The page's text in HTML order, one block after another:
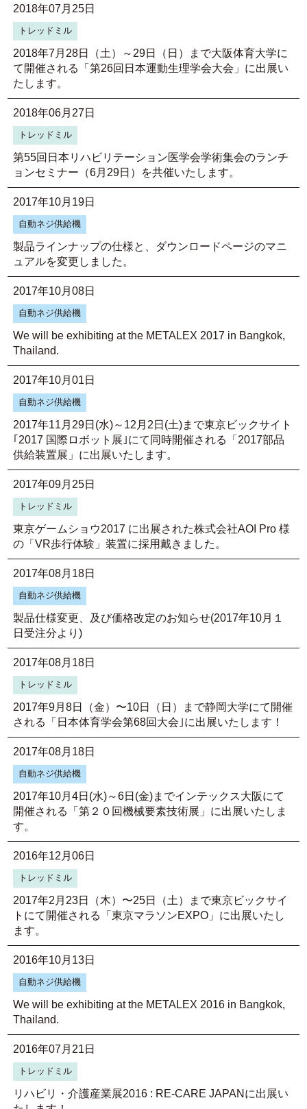
2018年07月25日
トレッドミル
2018年7月28日（土）～29日（日）まで大阪体育大学に
て開催される「第26回日本運動生理学会大会」に出展い
たします。
2018年06月27日
トレッドミル
第55回日本リハビリテーション医学会学術集会のランチ
ョンセミナー（6月29日）を共催いたします。
2017年10月19日
自動ネジ供給機
製品ラインナップの仕様と、ダウンロードページのマニ
ュアルを変更しました。
2017年10月08日
自動ネジ供給機
We will be exhibiting at the METALEX 2017 in Bangkok,
Thailand.
2017年10月01日
自動ネジ供給機
2017年11月29日(水)～12月2日(土)まで東京ビックサイト
｢2017 国際ロボット展｣にて同時開催される「2017部品
供給装置展」に出展いたします。
2017年09月25日
トレッドミル
東京ゲームショウ2017 に出展された株式会社AOI Pro 様
の「VR歩行体験」装置に採用戴きました。
2017年08月18日
自動ネジ供給機
製品仕様変更、及び価格改定のお知らせ(2017年10月１
日受注分より)
2017年08月18日
トレッドミル
2017年9月8日（金）〜10日（日）まで静岡大学にて開催
される「日本体育学会第68回大会｣に出展いたします！
2017年08月18日
自動ネジ供給機
2017年10月4日(水)～6日(金)までインテックス大阪にて
開催される「第２０回機械要素技術展」に出展いたしま
す。
2016年12月06日
トレッドミル
2017年2月23日（木）〜25日（土）まで東京ビックサイ
トにて開催される「東京マラソンEXPO」に出展いたし
ます。
2016年10月13日
自動ネジ供給機
We will be exhibiting at the METALEX 2016 in Bangkok,
Thailand.
2016年07月21日
トレッドミル
リハビリ・介護産業展2016 : RE-CARE JAPANに出展い